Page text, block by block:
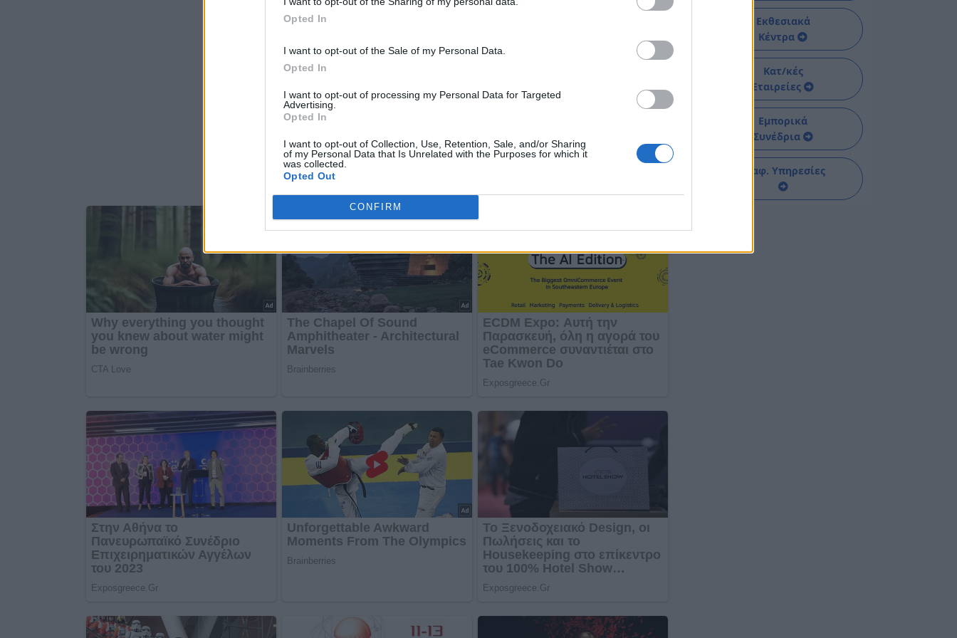
Opted In
I want to opt-out of the Sale of my Personal Data.
Opted In
I want to opt-out of processing my Personal Data for Targeted
Advertising.
Opted In
I want to opt-out of Collection, Use, Retention, Sale, and/or Sharing
of my Personal Data that Is Unrelated with the Purposes for which it
was collected.
Opted Out
CONFIRM
Εκθεσιακά
Κέντρα
Κατ/κές
Εταιρείες
Εμπορικά
Συνέδρια
Διαφ. Υπηρεσίες